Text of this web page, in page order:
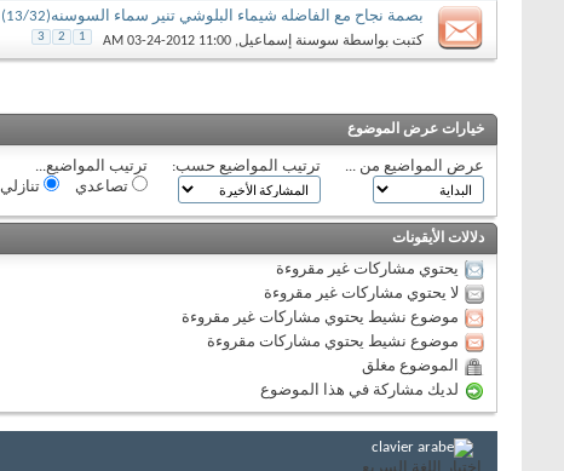
بصمة نجاح مع الفاضله شيماء البلوشي تنير سماء السوسنه(13/32)
كتبت بواسطة سوسنة إسماعيل‏, 03-24-2012 11:00 AM
1
2
3
خيارات عرض الموضوع
عرض المواضيع من ... ترتيب المواضيع حسب:
ترتيب المواضيع...
تصاعدي
تنازلي
دلالات الأيقونات
يحتوي مشاركات غير مقروءة
لا يحتوي مشاركات غير مقروءة
موضوع نشيط يحتوي مشاركات غير مقروءة
موضوع نشيط يحتوي مشاركات مقروءة
الموضوع مغلق
لديك مشاركة في هذا الموضوع